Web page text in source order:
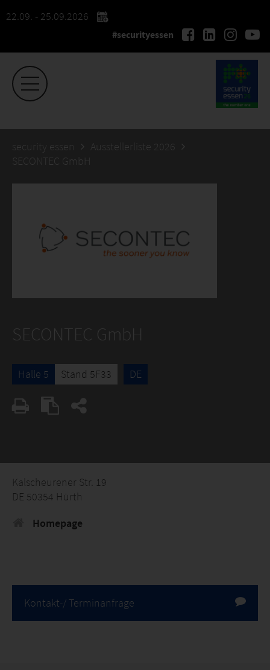
22.09. - 25.09.2026
#securityessen
security essen
Ausstellerliste 2026
SECONTEC GmbH
SECONTEC GmbH
Halle 5 Stand 5F33 DE
Kalscheurener Str. 19
DE 50354 Hürth
Homepage
Kontakt-/ Terminanfrage